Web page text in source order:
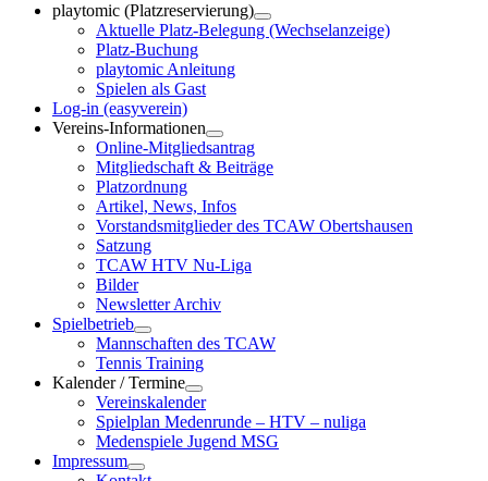
playtomic (Platzreservierung)
Aktuelle Platz-Belegung (Wechselanzeige)
Platz-Buchung
playtomic Anleitung
Spielen als Gast
Log-in (easyverein)
Vereins-Informationen
Online-Mitgliedsantrag
Mitgliedschaft & Beiträge
Platzordnung
Artikel, News, Infos
Vorstandsmitglieder des TCAW Obertshausen
Satzung
TCAW HTV Nu-Liga
Bilder
Newsletter Archiv
Spielbetrieb
Mannschaften des TCAW
Tennis Training
Kalender / Termine
Vereinskalender
Spielplan Medenrunde – HTV – nuliga
Medenspiele Jugend MSG
Impressum